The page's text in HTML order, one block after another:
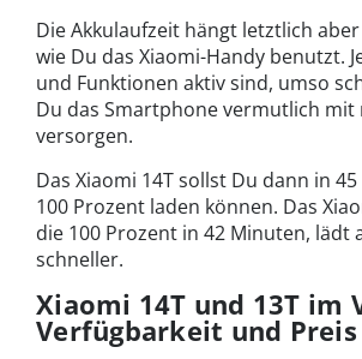
Die Akkulaufzeit hängt letztlich
wie Du das Xiaomi-Handy benutzt.
und Funktionen aktiv sind, umso
Du das Smartphone vermutlich mit
versorgen.
Das Xiaomi 14T sollst Du dann in
100 Prozent laden können. Das
die 100 Prozent in 42 Minuten, lädt
schneller.
Xiaomi 14T und 13T im
Verfügbarkeit und Preis